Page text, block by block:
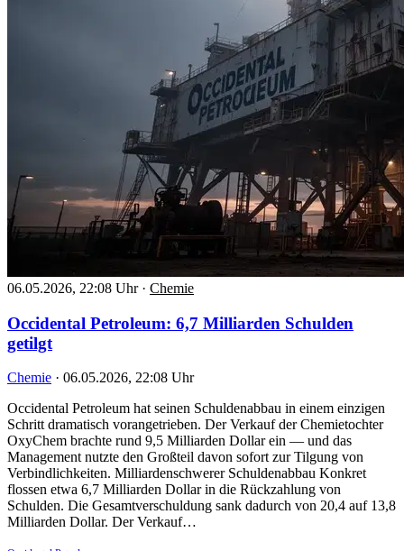
06.05.2026, 22:08 Uhr · Chemie
Occidental Petroleum: 6,7 Milliarden Schulden
getilgt
Chemie · 06.05.2026, 22:08 Uhr
Occidental Petroleum hat seinen Schuldenabbau in einem einzigen
Schritt dramatisch vorangetrieben. Der Verkauf der Chemietochter
OxyChem brachte rund 9,5 Milliarden Dollar ein — und das
Management nutzte den Großteil davon sofort zur Tilgung von
Verbindlichkeiten. Milliardenschwerer Schuldenabbau Konkret
flossen etwa 6,7 Milliarden Dollar in die Rückzahlung von
Schulden. Die Gesamtverschuldung sank dadurch von 20,4 auf 13,8
Milliarden Dollar. Der Verkauf…